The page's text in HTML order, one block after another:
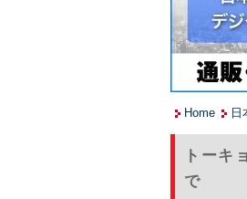
Home 日
トーキ
で